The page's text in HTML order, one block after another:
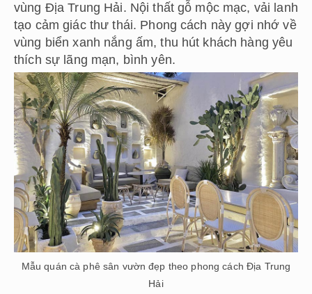
vùng Địa Trung Hải. Nội thất gỗ mộc mạc, vải lanh
tạo cảm giác thư thái. Phong cách này gợi nhớ về
vùng biển xanh nắng ấm, thu hút khách hàng yêu
thích sự lãng mạn, bình yên.
Mẫu quán cà phê sân vườn đẹp theo phong cách Địa Trung
Hải